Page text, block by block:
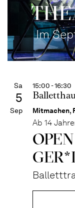
Im
Sa
5
Sep
15:00 - 16:30
Mitmachen,
Ab 14